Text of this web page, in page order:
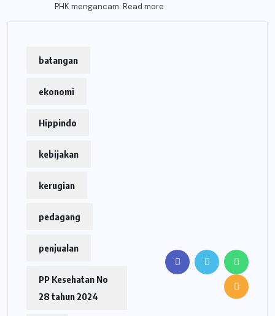
PHK mengancam. Read more
batangan
ekonomi
Hippindo
kebijakan
kerugian
pedagang
penjualan
PP Kesehatan No
28 tahun 2024